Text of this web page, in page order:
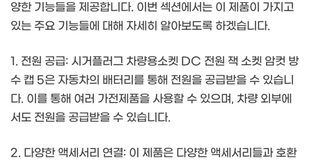
양한 기능들을 제공합니다. 이번 섹션에서는 이 제품이 가지고
있는 주요 기능들에 대해 자세히 알아보도록 하겠습니다.
1. 전원 공급: 시거플러그 차량용소켓 DC 전원 잭 소켓 암컷 방
수 캡 5은 자동차의 배터리를 통해 전원을 공급받을 수 있습니
다. 이를 통해 여러 가전제품을 사용할 수 있으며, 차량 외부에
서도 전원을 공급받을 수 있습니다.
2. 다양한 액세서리 연결: 이 제품은 다양한 액세서리들과 호환